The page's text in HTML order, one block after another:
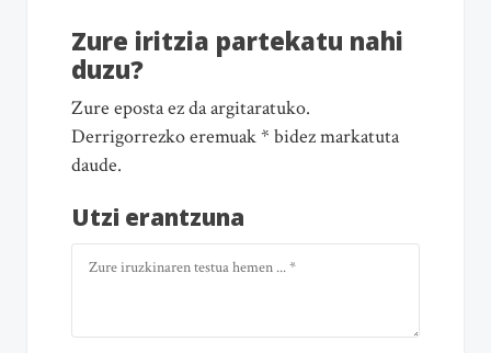
Zure iritzia partekatu nahi
duzu?
Zure eposta ez da argitaratuko.
Derrigorrezko eremuak * bidez markatuta
daude.
Utzi erantzuna